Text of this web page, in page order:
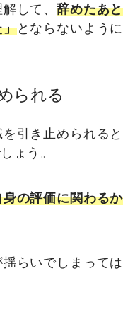
して、辞めたあと
」とならないように
られる
引き止められると
ょう。
の評価に関わるか
らいでしまっては